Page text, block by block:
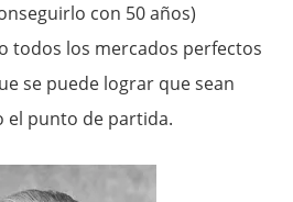
con 50 años)
todos los mercados perfectos
se puede lograr que sean
el punto de partida.